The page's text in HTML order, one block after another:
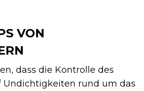
VON
dass die Kontrolle des
Undichtigkeiten rund um das